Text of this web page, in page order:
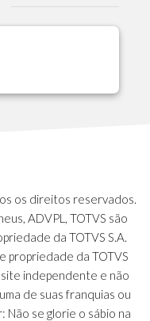
os direitos reservados.
ADVPL, TOTVS são
da TOTVS S.A.
propriedade da TOTVS
site independente e não
de suas franquias ou
Não se glorie o sábio na